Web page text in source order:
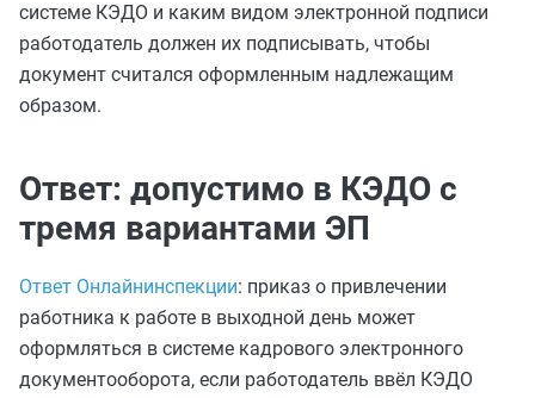
системе КЭДО и каким видом электронной подписи
работодатель должен их подписывать, чтобы
документ считался оформленным надлежащим
образом.
Ответ: допустимо в КЭДО с
тремя вариантами ЭП
Ответ Онлайнинспекции: приказ о привлечении
работника к работе в выходной день может
оформляться в системе кадрового электронного
документооборота, если работодатель ввёл КЭДО